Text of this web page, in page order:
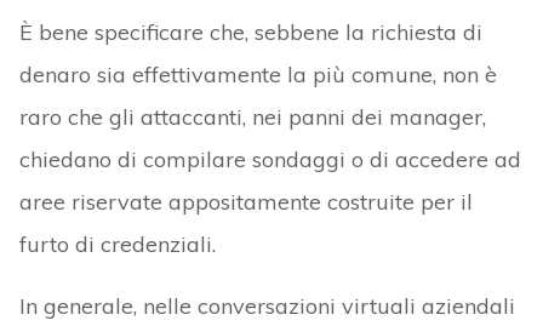
È bene specificare che, sebbene la richiesta di
denaro sia effettivamente la più comune, non è
raro che gli attaccanti, nei panni dei manager,
chiedano di compilare sondaggi o di accedere ad
aree riservate appositamente costruite per il
furto di credenziali.
In generale, nelle conversazioni virtuali aziendali